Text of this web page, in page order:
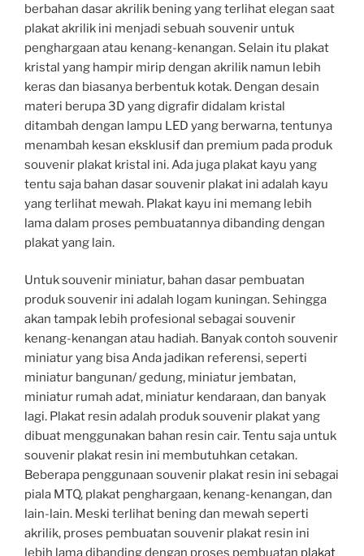
berbahan dasar akrilik bening yang terlihat elegan saat
plakat akrilik ini menjadi sebuah souvenir untuk
penghargaan atau kenang-kenangan. Selain itu plakat
kristal yang hampir mirip dengan akrilik namun lebih
keras dan biasanya berbentuk kotak. Dengan desain
materi berupa 3D yang digrafir didalam kristal
ditambah dengan lampu LED yang berwarna, tentunya
menambah kesan eksklusif dan premium pada produk
souvenir plakat kristal ini. Ada juga plakat kayu yang
tentu saja bahan dasar souvenir plakat ini adalah kayu
yang terlihat mewah. Plakat kayu ini memang lebih
lama dalam proses pembuatannya dibanding dengan
plakat yang lain.
Untuk souvenir miniatur, bahan dasar pembuatan
produk souvenir ini adalah logam kuningan. Sehingga
akan tampak lebih profesional sebagai souvenir
kenang-kenangan atau hadiah. Banyak contoh souvenir
miniatur yang bisa Anda jadikan referensi, seperti
miniatur bangunan/ gedung, miniatur jembatan,
miniatur rumah adat, miniatur kendaraan, dan banyak
lagi. Plakat resin adalah produk souvenir plakat yang
dibuat menggunakan bahan resin cair. Tentu saja untuk
souvenir plakat resin ini membutuhkan cetakan.
Beberapa penggunaan souvenir plakat resin ini sebagai
piala MTQ, plakat penghargaan, kenang-kenangan, dan
lain-lain. Meski terlihat bening dan mewah seperti
akrilik, proses pembuatan souvenir plakat resin ini
lebih lama dibanding dengan proses pembuatan plakat